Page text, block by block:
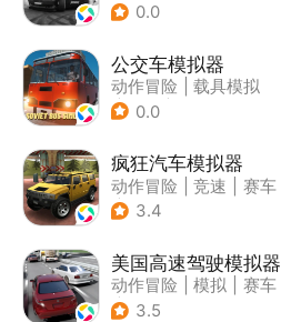
| 漂移
0.0
公交车模拟器
动作冒险
载具模拟
| 汽车
0.0
疯狂汽车模拟器
动作冒险 竞速
赛车
| 开放世界
3.4
美国高速驾驶模拟器
动作冒险 模拟
赛车
| 写实
3.5